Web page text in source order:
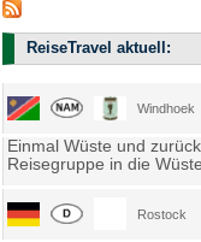
ReiseTravel aktuell:
Windhoek
Einmal Wüste und
Reisegruppe in die
Rostock